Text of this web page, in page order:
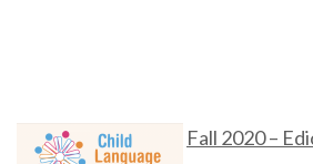
Fall 2020 –